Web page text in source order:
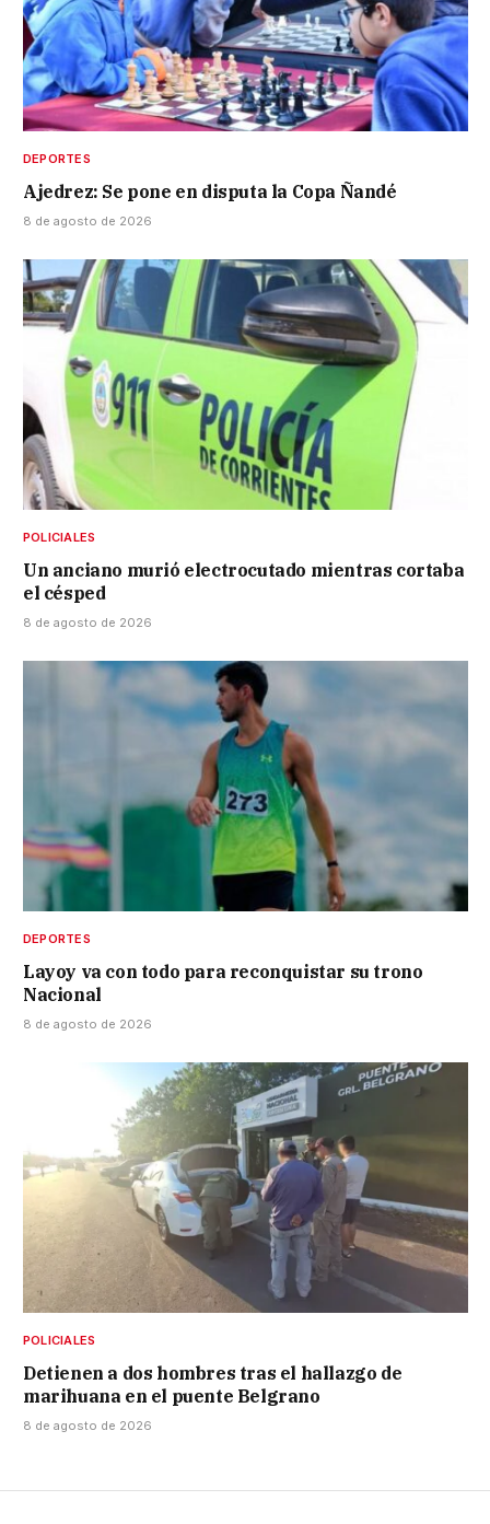
DEPORTES
Ajedrez: Se pone en disputa la Copa Ñandé
8 de agosto de 2026
POLICIALES
Un anciano murió electrocutado mientras cortaba
el césped
8 de agosto de 2026
DEPORTES
Layoy va con todo para reconquistar su trono
Nacional
8 de agosto de 2026
POLICIALES
Detienen a dos hombres tras el hallazgo de
marihuana en el puente Belgrano
8 de agosto de 2026